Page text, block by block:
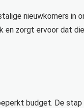
nieuwkomers in
en zorgt ervoor dat
budget. De